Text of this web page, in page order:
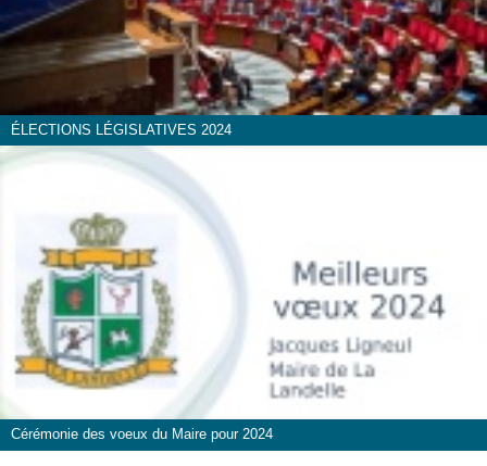
ÉLECTIONS LÉGISLATIVES 2024
Cérémonie des voeux du Maire pour 2024